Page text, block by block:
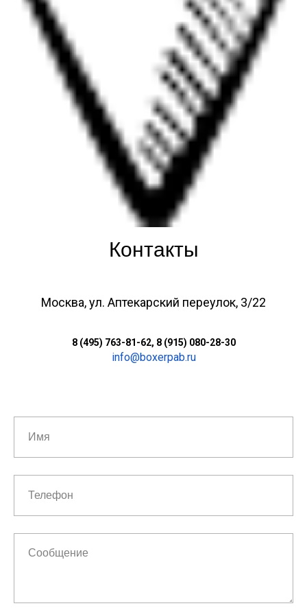
Контакты
Москва, ул. Аптекарский переулок, 3/22
8 (495) 763-81-62, 8 (915) 080-28-30
info@boxerpab.ru